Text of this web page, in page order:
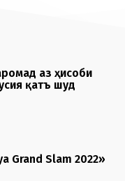
аз ҳисоби
қатъ шуд
Grand Slam 2022»